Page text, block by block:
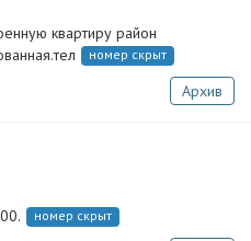
квартиру район
номер скрыт
Архив
номер скрыт